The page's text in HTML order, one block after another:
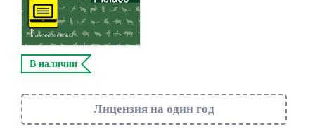
В наличии
Лицензия на один год